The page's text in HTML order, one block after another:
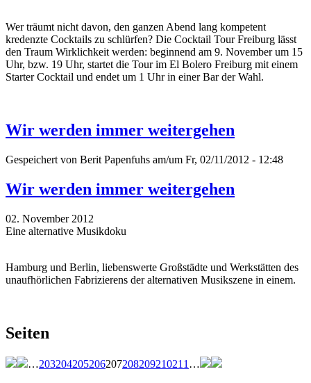
Wer träumt nicht davon, den ganzen Abend lang kompetent
kredenzte Cocktails zu schlürfen? Die Cocktail Tour Freiburg lässt
den Traum Wirklichkeit werden: beginnend am 9. November um 15
Uhr, bzw. 19 Uhr, startet die Tour im El Bolero Freiburg mit einem
Starter Cocktail und endet um 1 Uhr in einer Bar der Wahl.
Wir werden immer weitergehen
Gespeichert von Berit Papenfuhs am/um Fr, 02/11/2012 - 12:48
Wir werden immer weitergehen
02. November 2012
Eine alternative Musikdoku
Hamburg und Berlin, liebenswerte Großstädte und Werkstätten des
unaufhörlichen Fabrizierens der alternativen Musikszene in einem.
Seiten
…203204205206207208209210211 …